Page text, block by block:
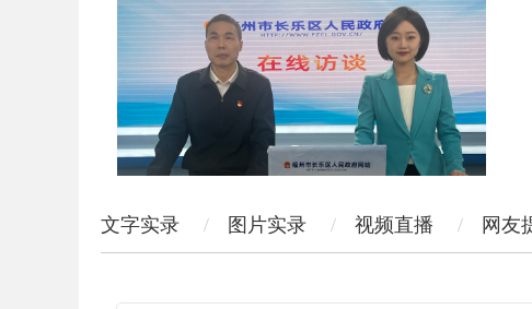
文字实录 图片实录 视频直播 网友